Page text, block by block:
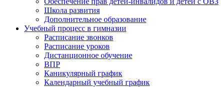
Школа развития
Дополнительное образование
Учебный процесс в гимназии
Расписание звонков
Расписание уроков
Дистанционное обучение
ВПР
Каникулярный график
Календарный учебный график